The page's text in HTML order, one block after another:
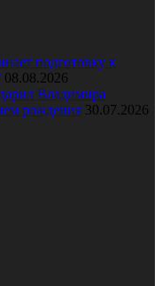
подготовку к
08.08.2026
Владимира
рождения 30.07.2026